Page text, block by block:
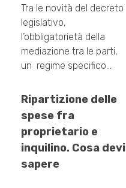
Tra le novità del decreto
legislativo,
l’obbligatorietà della
mediazione tra le parti,
un regime specifico…
Ripartizione delle
spese fra
proprietario e
inquilino. Cosa devi
sapere